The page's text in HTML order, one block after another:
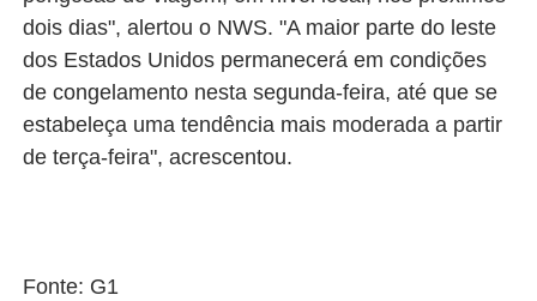
dois dias", alertou o NWS. "A maior parte do leste
dos Estados Unidos permanecerá em condições
de congelamento nesta segunda-feira, até que se
estabeleça uma tendência mais moderada a partir
de terça-feira", acrescentou.
Fonte: G1